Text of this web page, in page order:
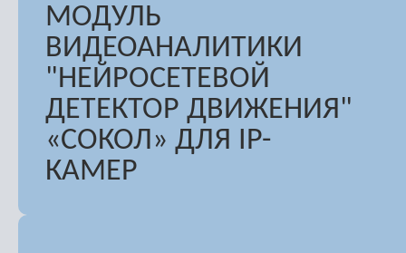
МОДУЛЬ
ВИДЕОАНАЛИТИКИ
"НЕЙРОСЕТЕВОЙ
ДЕТЕКТОР ДВИЖЕНИЯ"
«СОКОЛ» ДЛЯ IP-
КАМЕР